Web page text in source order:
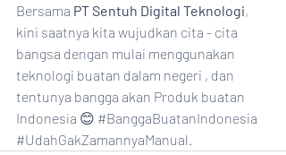
Bersama PT Sentuh Digital Teknologi,
kini saatnya kita wujudkan cita - cita
bangsa dengan mulai menggunakan
teknologi buatan dalam negeri , dan
tentunya bangga akan Produk buatan
Indonesia 😊 #BanggaBuatanIndonesia
#UdahGakZamannyaManual.